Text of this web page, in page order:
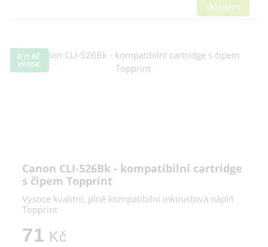
skladem
0,11 KČ
VÝTISK
Canon CLI-526Bk - kompatibilní cartridge
s čipem Topprint
Vysoce kvalitní, plně kompatibilní inkoustová náplň
Topprint
71 Kč